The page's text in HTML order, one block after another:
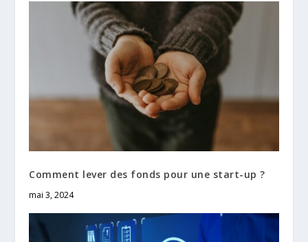
Comment lever des fonds pour une start-up ?
mai 3, 2024